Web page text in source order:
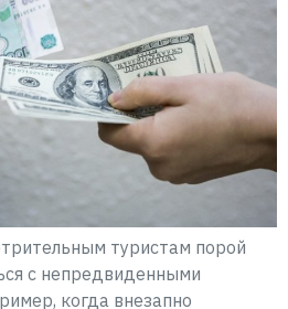
туристам порой
с непредвиденными
когда внезапно